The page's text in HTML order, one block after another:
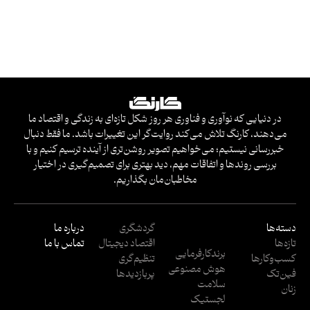
در دنیایی که نوآوری و فناوری هر روز شکل تازه‌ای به زندگی و اقتصاد ما
می‌دهند، کارنگ تلاش می‌کند روایت‌گر این تغییرات باشد. ما فقط دنبال
خبررسانی نیستیم؛ می‌خواهیم تصویر روشن‌تری از آینده ترسیم کنیم و با
بررسی روندها و اتفاقات مهم، دید بهتری برای تصمیم‌گیری در اختیار
مخاطبان‌مان بگذاریم.
دسته‌ها
تازه‌ها
کسب‌وکار‌ها
فین‌تک
زنان
برندکارفرمایی
هوش مصنوعی
سلامت
لجستیک
گردشگری
اقتصاد دیجیتال
تنظیم‌گری
پربازدید‌ها
درباره ما
تماس با ما